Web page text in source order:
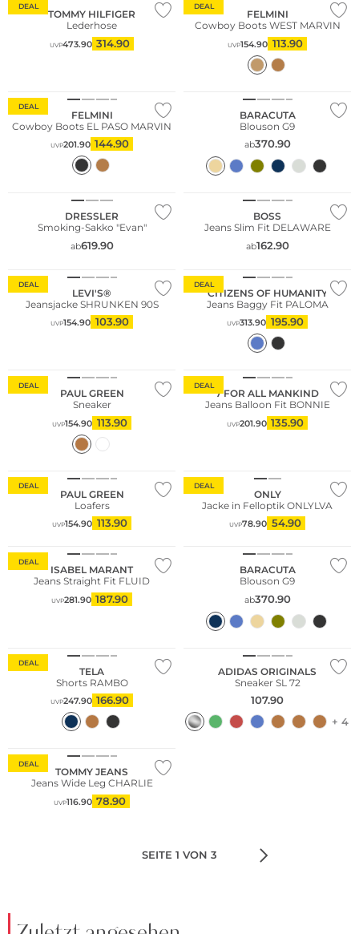
DEAL
TOMMY HILFIGER
Lederhose
UVP473.90 314.90
DEAL
FELMINI
Cowboy Boots WEST MARVIN
UVP154.90 113.90
DEAL
FELMINI
Cowboy Boots EL PASO MARVIN
UVP201.90 144.90
BARACUTA
Blouson G9
ab370.90
DRESSLER
Smoking-Sakko "Evan"
ab619.90
Fashion Tipp
BOSS
Jeans Slim Fit DELAWARE
ab162.90
DEAL
LEVI'S®
Jeansjacke SHRUNKEN 90S
UVP154.90 103.90
DEAL
CITIZENS OF HUMANITY
Jeans Baggy Fit PALOMA
UVP313.90 195.90
DEAL
PAUL GREEN
Sneaker
UVP154.90 113.90
DEAL
7 FOR ALL MANKIND
Jeans Balloon Fit BONNIE
UVP201.90 135.90
DEAL
PAUL GREEN
Loafers
UVP154.90 113.90
DEAL
ONLY
Jacke in Felloptik ONLYLVA
UVP78.90 54.90
DEAL
ISABEL MARANT
Jeans Straight Fit FLUID
UVP281.90 187.90
BARACUTA
Blouson G9
ab370.90
DEAL
TELA
Shorts RAMBO
UVP247.90 166.90
Fashion Tipp
ADIDAS ORIGINALS
Sneaker SL 72
107.90
+ 4
DEAL
TOMMY JEANS
Jeans Wide Leg CHARLIE
UVP116.90 78.90
SEITE 1 VON 3